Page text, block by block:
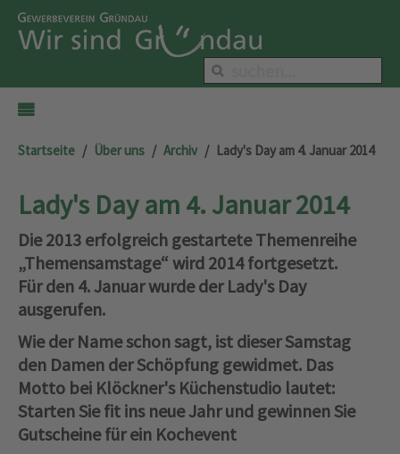
Startseite Über uns Archiv Lady's Day am 4. Januar 2014
Lady's Day am 4. Januar 2014
Die 2013 erfolgreich gestartete Themenreihe
„Themensamstage“ wird 2014 fortgesetzt.
Für den 4. Januar wurde der Lady's Day
ausgerufen.
Wie der Name schon sagt, ist dieser Samstag
den Damen der Schöpfung gewidmet. Das
Motto bei Klöckner's Küchenstudio lautet:
Starten Sie fit ins neue Jahr und gewinnen Sie
Gutscheine für ein Kochevent